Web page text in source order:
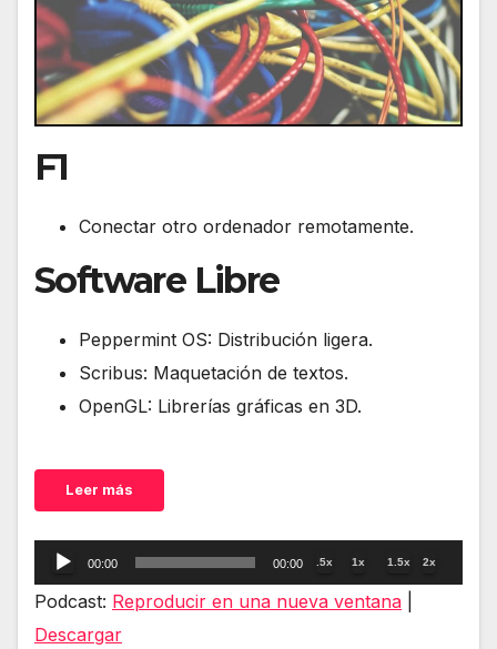
F1
Conectar otro ordenador remotamente.
Software Libre
Peppermint OS: Distribución ligera.
Scribus: Maquetación de textos.
OpenGL: Librerías gráficas en 3D.
Leer más
Reproductor
de
00:00 00:00 .5x 1x 1.5x 2x
Podcast: Reproducir en una nueva ventana
Descargar